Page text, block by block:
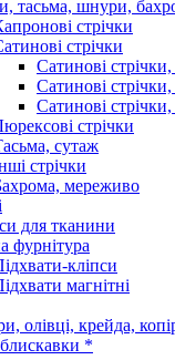
тасьма, шнури,
стрічки
стрічки
Сатинові
Сатинові
Сатинові
стрічки
сутаж
стрічки
мереживо
для тканини
фурнітура
кліпси
магнітні
олівці, крейда,
*